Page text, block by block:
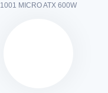
1001 MICRO ATX 600W